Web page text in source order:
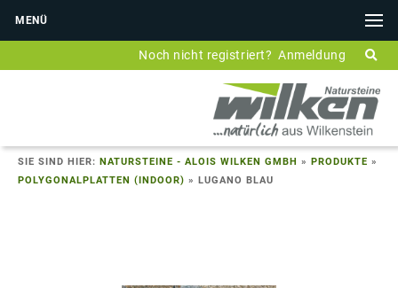
MENÜ
Anmeldung
Noch nicht registriert?
SIE SIND HIER: NATURSTEINE - ALOIS WILKEN GMBH » PRODUKTE »
POLYGONALPLATTEN (INDOOR) » LUGANO BLAU